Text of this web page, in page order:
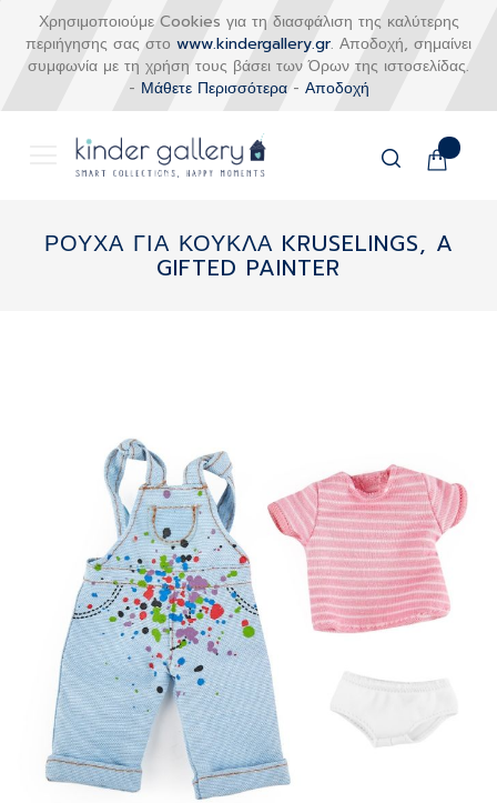
Χρησιμοποιούμε Cookies για τη διασφάλιση της καλύτερης
περιήγησης σας στο www.kindergallery.gr. Αποδοχή, σημαίνει
συμφωνία με τη χρήση τους βάσει των Όρων της ιστοσελίδας.
- Μάθετε Περισσότερα- Αποδοχή
Το
περιεχόμενο
ΡΟΥΧΑ ΓΙΑ ΚΟΥΚΛΑ KRUSELINGS, A
GIFTED PAINTER